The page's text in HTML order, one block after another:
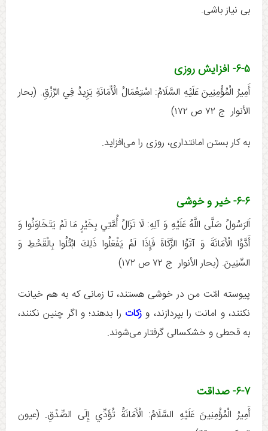
بی نیاز باشی.
۶-۵- افزایش روزی
أَمِيرُ الْمُؤْمِنِينَ عَلَيْهِ السَّلَامُ: اسْتِعْمَالُ الْأَمَانَةِ يَزِيدُ فِي الرِّزْقِ‏. (بحار
الأنوار ج ‏۷۲ ص ۱۷۲)
به کار بستن امانتداری، روزی را می‌افزاید.
۶-۶- خیر و خوشی
اَلرَسُولُ صَلَّى اللَّهُ عَلَيْهِ وَ آلِهِ:‏‏ لَا تَزَالُ أُمَّتِي بِخَيْرٍ مَا لَمْ يَتَخَاوَنُوا وَ
أَدَّوُا الْأَمَانَةَ وَ آتَوُا الزَّكَاةَ فَإِذَا لَمْ يَفْعَلُوا ذَلِكَ ابْتُلُوا بِالْقَحْطِ وَ
السِّنِينَ‏. (بحار الأنوار ج ‏۷۲ ص ۱۷۲)
پیوسته امّت من در خوشی هستند، تا زمانی که به هم خیانت
نکنند، و امانت را بپردازند، و زکات را بدهند؛ و اگر چنین نکنند،
به قحطی و خشکسالی گرفتار می‌شوند.
۶-۷- صداقت
أَمِيرُ الْمُؤْمِنِينَ عَلَيْهِ السَّلَامُ: الْأَمَانَةُ تُؤَدِّي إِلَى الصِّدْقِ. (عيون